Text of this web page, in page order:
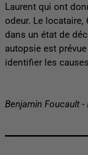
Laurent qui ont
odeur. Le
dans un état de
autopsie est
identifier les
Benjamin Foucault